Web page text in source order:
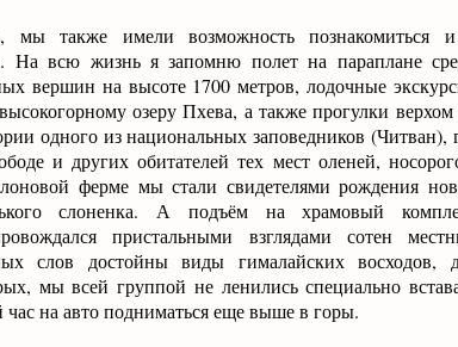
мы также имели возможность познакомиться
На всю жизнь я запомню полет на параплане
вершин на высоте 1700 метров, лодочные
озеру Пхева, а также прогулки верхом
одного из национальных заповедников (Читван),
и других обитателей тех мест оленей,
ферме мы стали свидетелями рождения
слоненка. А подъём на храмовый
пристальными взглядами сотен
слов достойны виды гималайских восходов,
мы всей группой не ленились специально
на авто подниматься еще выше в горы.